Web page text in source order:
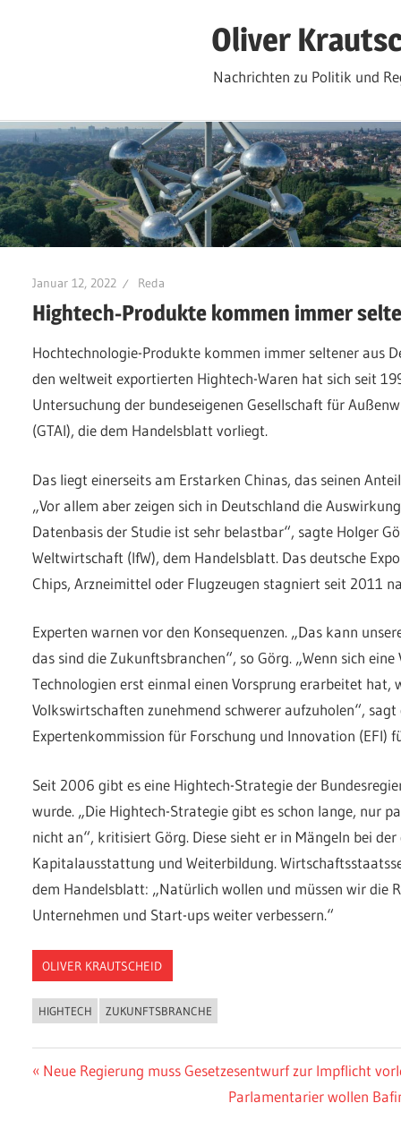
Oliver
Nachrichten zu Politik und
Januar 12, 2022 Reda
Hightech-Produkte kommen immer
Hochtechnologie-Produkte kommen immer seltener aus
den weltweit exportierten Hightech-Waren hat sich seit
Untersuchung der bundeseigenen Gesellschaft für
(GTAI), die dem Handelsblatt vorliegt.
Das liegt einerseits am Erstarken Chinas, das seinen
„Vor allem aber zeigen sich in Deutschland die
Datenbasis der Studie ist sehr belastbar“, sagte Holger
Weltwirtschaft (IfW), dem Handelsblatt. Das deutsche
Chips, Arzneimittel oder Flugzeugen stagniert seit 2011
Experten warnen vor den Konsequenzen. „Das kann
das sind die Zukunftsbranchen“, so Görg. „Wenn sich
Technologien erst einmal einen Vorsprung erarbeitet hat,
Volkswirtschaften zunehmend schwerer aufzuholen“, sagt
Expertenkommission für Forschung und Innovation (EFI)
Seit 2006 gibt es eine Hightech-Strategie der
wurde. „Die Hightech-Strategie gibt es schon lange, nur
nicht an“, kritisiert Görg. Diese sieht er in Mängeln bei
Kapitalausstattung und Weiterbildung.
dem Handelsblatt: „Natürlich wollen und müssen wir die
Unternehmen und Start-ups weiter verbessern.“
OLIVER KRAUTSCHEID
HIGHTECH ZUKUNFTSBRANCHE
Beitragsnavigation
Vorheriger
Neue Regierung muss Gesetzesentwurf zur Impflicht
Nächster
Parlamentarier wollen